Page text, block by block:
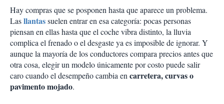
Hay compras que se posponen hasta que aparece un problema.
Lasllantassuelen entrar en esa categoría: pocas personas
piensan en ellas hasta que el coche vibra distinto, la lluvia
complica el frenado o el desgaste ya es imposible de ignorar. Y
aunque la mayoría de los conductores compara precios antes que
otra cosa, elegir un modelo únicamente por costo puede salir
caro cuando el desempeño cambia encarretera, curvas o
pavimento mojado.